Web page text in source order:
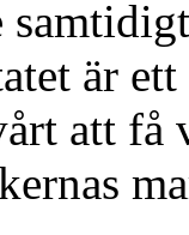
är
att få